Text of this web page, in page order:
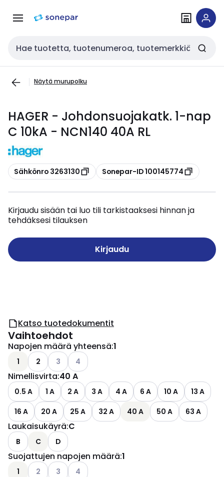
navigointiinsisältöön
Haku
Näytä murupolku
HAGER - Johdonsuojakatk. 1-nap
C 10kA - NCN140 40A RL
Kopioi
Sähkönro 3263130 Kopioi
Sonepar-ID 100145774
Kirjaudu sisään tai luo tili tarkistaaksesi hinnan ja
tehdäksesi tilauksen
Kirjaudu
Katso tuotedokumentit
Vaihtoehdot
Napojen määrä yhteensä:1
1 2 Katso käytettävissä olevat vaihtoehdot
3 Katso käytettävissä olevat vaihtoehdot
4
Nimellisvirta:40 A
0.5 A 1 A 2 A 3 A 4 A 6 A 10 A
13 A
16 A
20 A 25 A 32 A 40 A 50 A 63 A
Laukaisukäyrä:C
B C D
Suojattujen napojen määrä:1
1 Katso käytettävissä olevat vaihtoehdot
2 Katso käytettävissä olevat vaihtoehdot
3 Katso käytettävissä olevat vaihtoehdot
4